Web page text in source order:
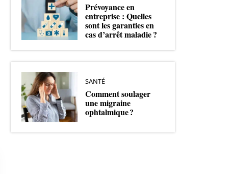
Prévoyance en
entreprise : Quelles
sont les garanties en
cas d’arrêt maladie ?
SANTÉ
Comment soulager
une migraine
ophtalmique ?